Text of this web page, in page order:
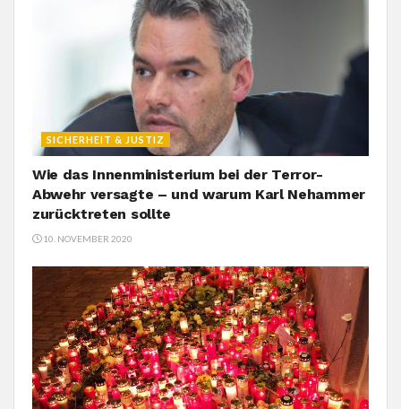
SICHERHEIT & JUSTIZ
Wie das Innenministerium bei der Terror-
Abwehr versagte – und warum Karl Nehammer
zurücktreten sollte
10. NOVEMBER 2020